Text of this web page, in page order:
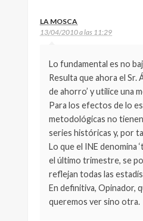
LA MOSCA
13/04/2010 a las 11:29
Lo fundamental es no
Resulta que ahora el Sr.
de ahorro’ y utilice una
Para los efectos de lo
metodológicas no
series históricas y, por
Lo que el INE denomina
el último trimestre, se
reflejan todas las
En definitiva, Opinador,
queremos ver sino otra.